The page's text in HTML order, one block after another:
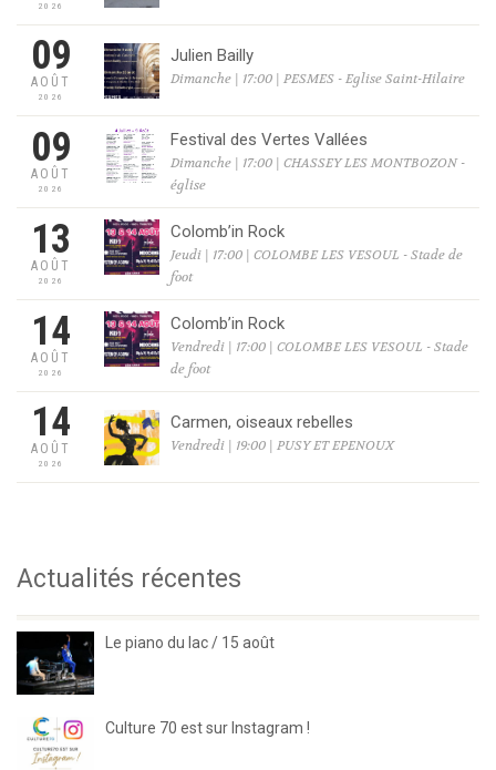
2026
09
AOÛT
2026
Julien Bailly
Dimanche | 17:00 | PESMES - Eglise Saint-Hilaire
09
AOÛT
2026
Festival des Vertes Vallées
Dimanche | 17:00 | CHASSEY LES MONTBOZON -
église
13
AOÛT
2026
Colomb’in Rock
Jeudi | 17:00 | COLOMBE LES VESOUL - Stade de
foot
14
AOÛT
2026
Colomb’in Rock
Vendredi | 17:00 | COLOMBE LES VESOUL - Stade
de foot
14
AOÛT
2026
Carmen, oiseaux rebelles
Vendredi | 19:00 | PUSY ET EPENOUX
Actualités récentes
Le piano du lac / 15 août
Culture 70 est sur Instagram !